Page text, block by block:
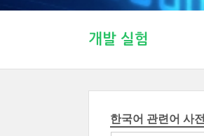
개발 실험
한국어 관련어 사전